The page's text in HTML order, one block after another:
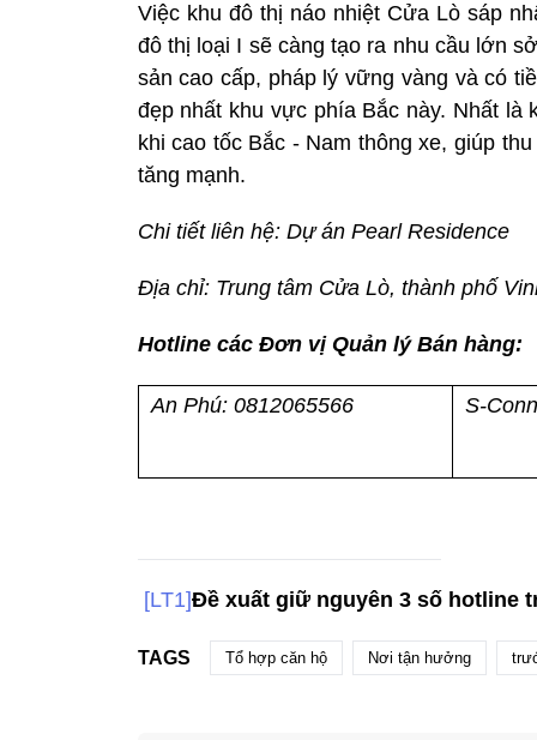
Việc khu đô thị náo nhiệt Cửa Lò sáp
đô thị loại I sẽ càng tạo ra nhu cầu lớn
sản cao cấp, pháp lý vững vàng và có
đẹp nhất khu vực phía Bắc này. Nhất là
khi cao tốc Bắc - Nam thông xe, giúp
tăng mạnh.
Chi tiết liên hệ: Dự án Pearl Residence
Địa chỉ: Trung tâm Cửa Lò, thành phố
Hotline các Đơn vị Quản lý Bán hàng:
An Phú: 0812065566 S-
[LT1]Đề xuất giữ nguyên 3 số hotline
TAGS Tổ hợp căn hộ Nơi tận hưởng